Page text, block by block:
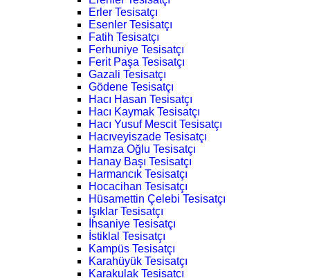
Erler Tesisatçı
Esenler Tesisatçı
Fatih Tesisatçı
Ferhuniye Tesisatçı
Ferit Paşa Tesisatçı
Gazali Tesisatçı
Gödene Tesisatçı
Hacı Hasan Tesisatçı
Hacı Kaymak Tesisatçı
Hacı Yusuf Mescit Tesisatçı
Hacıveyiszade Tesisatçı
Hamza Oğlu Tesisatçı
Hanay Başı Tesisatçı
Harmancık Tesisatçı
Hocacihan Tesisatçı
Hüsamettin Çelebi Tesisatçı
Işıklar Tesisatçı
İhsaniye Tesisatçı
İstiklal Tesisatçı
Kampüs Tesisatçı
Karahüyük Tesisatçı
Karakulak Tesisatçı